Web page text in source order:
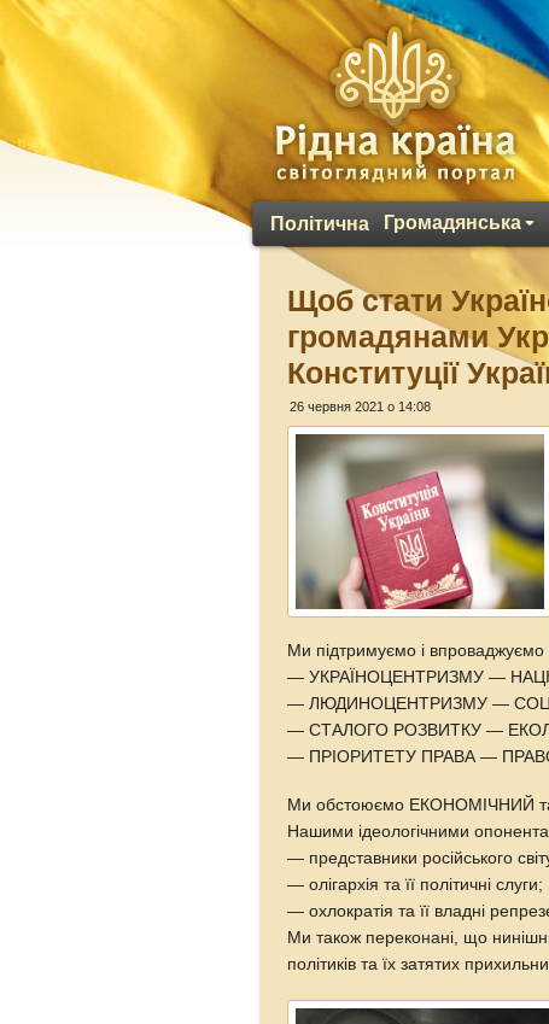
Політична Громадянська
Щоб стати
громадянами
Конституції
26 червня 2021 о 14:08
Ми підтримуємо і впроваджуємо
— УКРАЇНОЦЕНТРИЗМУ —
— ЛЮДИНОЦЕНТРИЗМУ —
— СТАЛОГО РОЗВИТКУ —
— ПРІОРИТЕТУ ПРАВА —
Ми обстоюємо ЕКОНОМІЧНИЙ
Нашими ідеологічними
— представники російського
— олігархія та її політичні слуги;
— охлократія та її владні
Ми також переконані, що
політиків та їх затятих